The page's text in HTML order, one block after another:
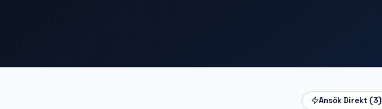
Ansök Direkt (3)